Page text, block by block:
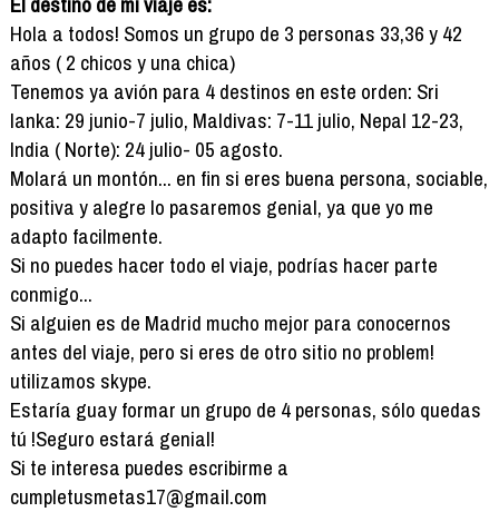
Hola a todos! Somos un grupo de 3 personas 33,36 y 42
años ( 2 chicos y una chica)
Tenemos ya avión para 4 destinos en este orden: Sri
lanka: 29 junio-7 julio, Maldivas: 7-11 julio, Nepal 12-23,
India ( Norte): 24 julio- 05 agosto.
Molará un montón... en fin si eres buena persona, sociable,
positiva y alegre lo pasaremos genial, ya que yo me
adapto facilmente.
Si no puedes hacer todo el viaje, podrías hacer parte
conmigo...
Si alguien es de Madrid mucho mejor para conocernos
antes del viaje, pero si eres de otro sitio no problem!
utilizamos skype.
Estaría guay formar un grupo de 4 personas, sólo quedas
tú !Seguro estará genial!
Si te interesa puedes escribirme a
cumpletusmetas17@gmail.com